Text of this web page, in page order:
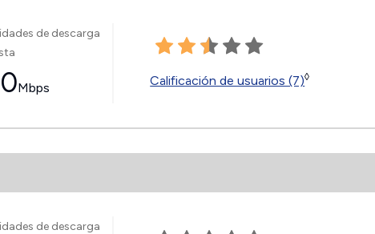
de descarga
Mbps Calificación de usuarios (7)◊
de descarga